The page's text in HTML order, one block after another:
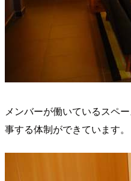
メンバーが働いているスペ
事する体制ができています。